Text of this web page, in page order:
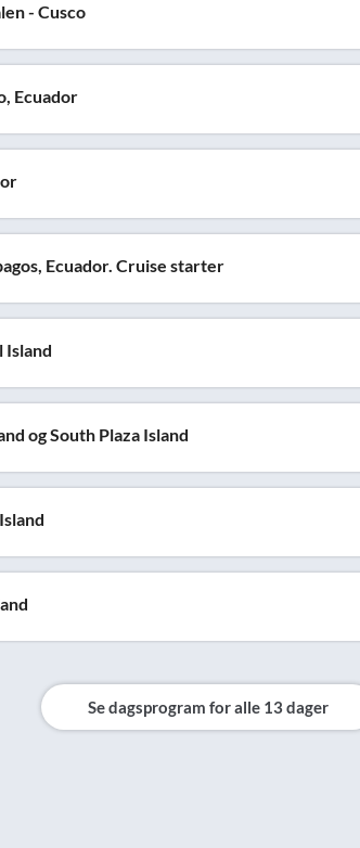
- Cusco
Ecuador
Ecuador. Cruise starter
Island
og South Plaza Island
Se dagsprogram for alle 13 dager